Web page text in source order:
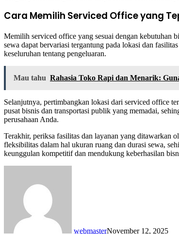
Cara Memilih Serviced Office yang
Memilih serviced office yang sesuai dengan kebutuhan
sewa dapat bervariasi tergantung pada lokasi dan
keseluruhan tentang pengeluaran.
Mau tahu Rahasia Toko Rapi dan Menarik:
Selanjutnya, pertimbangkan lokasi dari serviced office
pusat bisnis dan transportasi publik yang memadai,
perusahaan Anda.
Terakhir, periksa fasilitas dan layanan yang ditawarkan
fleksibilitas dalam hal ukuran ruang dan durasi sewa,
keunggulan kompetitif dan mendukung keberhasilan
webmasterNovember 12, 2025